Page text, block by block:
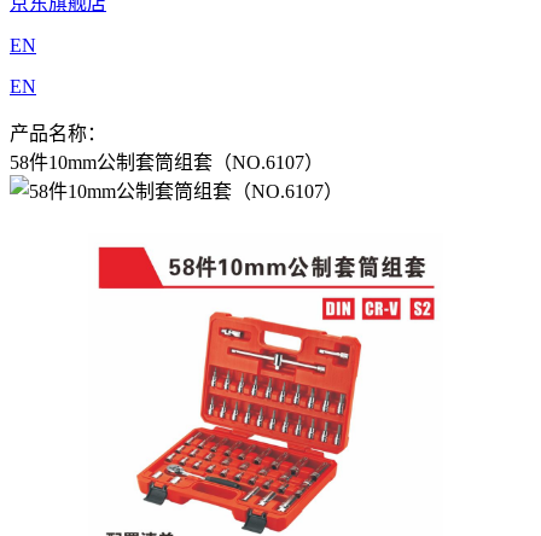
EN
EN
产品名称：
58件10mm公制套筒组套（NO.6107）